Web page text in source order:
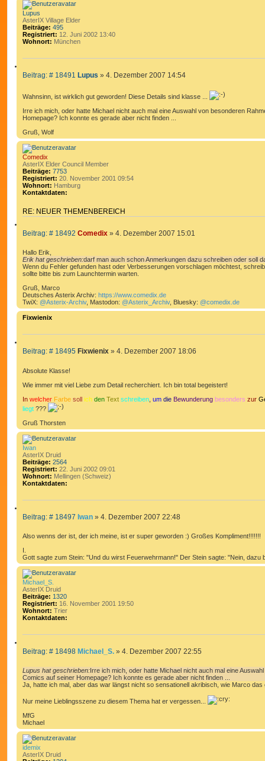
Lupus
AsterIX Village Elder
Beiträge: 495
Registriert: 12. Juni 2002 13:40
Wohnort: München
I
E
R
E
N
Beitrag: # 18491 B
i
t
r
a
Lupus » 4. Dezember 2007 14:54
Wahnsinn, ist wirklich gut geworden! Diese Details sind klasse ...
Irre ich mich, oder hatte Michael nicht auch mal eine Auswahl von besonderen
Homepage? Ich konnte es gerade aber nicht finden ...
Gruß, Wolf
Comedix
AsterIX Elder Council Member
Beiträge: 7753
Registriert: 20. November 2001 09:54
Wohnort: Hamburg
Kontaktdaten:
n
k
d
a
t
e
n
v
o
n
C
o
m
d
x
RE: NEUER THEMENBEREICH
I
E
R
E
N
Beitrag: # 18492 B
t
r
a
Comedix » 4. Dezember 2007 15:01
Hallo Erik,
Erik hat geschrieben:darf man auch schon Anmerkungen dazu schreiben oder soll
Wenn du Fehler gefunden hast oder Verbesserungen vorschlagen möchtest,
sollte bitte bis zum Launchtermin warten.
Gruß, Marco
Deutsches Asterix Archiv: https://www.comedix.de
TwiX: @Asterix-Archiv, Mastodon: @Asterix_Archiv, Bluesky: @comedix.de
Fixwienix
I
E
E
Beitrag: # 18495B
r
g
Fixwienix » 4. Dezember 2007 18:06
Absolute Klasse!
Wie immer mit viel Liebe zum Detail recherchiert. Ich bin total begeistert!
In welcher Farbe soll ich den Text schreiben um die Bewunderung besonders zur
liegt ???
Gruß Thorsten
Iwan
AsterIX Druid
Beiträge: 2564
Registriert: 22. Juni 2002 09:01
Wohnort: Mellingen (Schweiz)
Kontaktdaten:
a
d
a
t
e
n
v
o
n
I
w
a
n
I
E
R
E
N
Beitrag: # 18497 B
a
Iwan » 4. Dezember 2007 22:48
Also wenns der ist, der ich meine, ist er super geworden :) Großes Kompliment!!!!!!!
I.
Gott sagte zum Stein: "Und du wirst Feuerwehrmann!" Der Stein sagte: "Nein, dazu
Michael_S.
AsterIX Druid
Beiträge: 1320
Registriert: 16. November 2001 19:50
Wohnort: Trier
Kontaktdaten:
a
t
d
a
t
n
o
n
M
c
h
a
I
E
E
N
Beitrag: # 18498B
i
r
g
Michael_S. » 4. Dezember 2007 22:55
Lupus hat geschrieben:Irre ich mich, oder hatte Michael nicht auch mal eine
Comics auf seiner Homepage? Ich konnte es gerade aber nicht finden ...
Ja, hatte ich mal, aber das war längst nicht so sensationell akribisch, wie Marco das
Nur meine Lieblingsszene zu diesem Thema hat er vergessen...
MfG
Michael
idemix
AsterIX Druid